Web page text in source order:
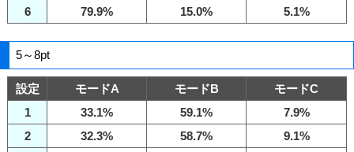
6
79.9% 15.0% 5.1%
5～8pt
設定 モードA モードB
モードC
1
33.1% 59.1%
7.9%
2
32.3% 58.7%
9.1%